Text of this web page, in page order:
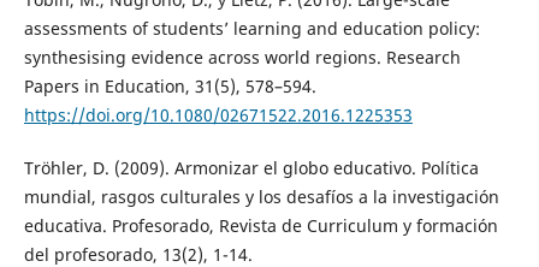
assessments of students’ learning and education policy:
synthesising evidence across world regions. Research
Papers in Education, 31(5), 578–594.
https://doi.org/10.1080/02671522.2016.1225353
Tröhler, D. (2009). Armonizar el globo educativo. Política
mundial, rasgos culturales y los desafíos a la investigación
educativa. Profesorado, Revista de Curriculum y formación
del profesorado, 13(2), 1-14.